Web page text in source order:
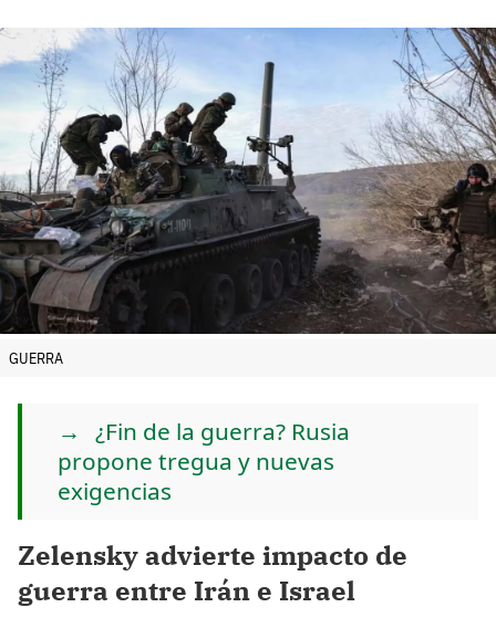
GUERRA
¿Fin de la guerra? Rusia
propone tregua y nuevas
exigencias
Zelensky advierte impacto de
guerra entre Irán e Israel